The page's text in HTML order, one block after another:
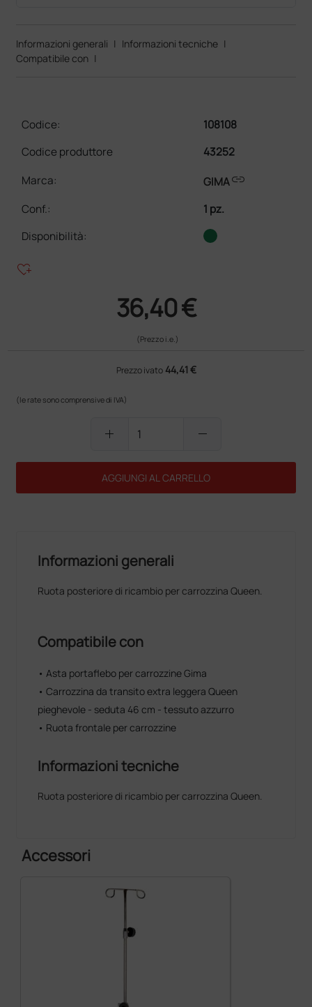
Informazioni generali | Informazioni tecniche |
Compatibile con |
Codice:
108108
Codice produttore
43252
Marca:
GIMAlink
Conf.:
1 pz.
Disponibilità:
heart_plus
36,40 €
(Prezzo i.e.)
Prezzo ivato 44,41 €
(le rate sono comprensive di IVA)
add remove
AGGIUNGI AL CARRELLO
Informazioni generali
Ruota posteriore di ricambio per carrozzina Queen.
Compatibile con
• Asta portaflebo per carrozzine Gima
• Carrozzina da transito extra leggera Queen
pieghevole - seduta 46 cm - tessuto azzurro
• Ruota frontale per carrozzine
Informazioni tecniche
Ruota posteriore di ricambio per carrozzina Queen.
Accessori